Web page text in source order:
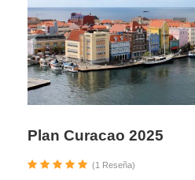
Plan Curacao 2025
(1 Reseña)